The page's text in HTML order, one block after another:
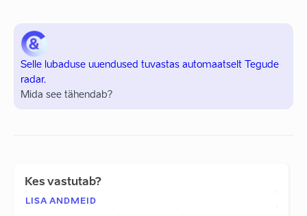
Selle lubaduse uuendused tuvastas automaatselt Tegude
radar.
Mida see tähendab?
Kes vastutab?
LISA ANDMEID